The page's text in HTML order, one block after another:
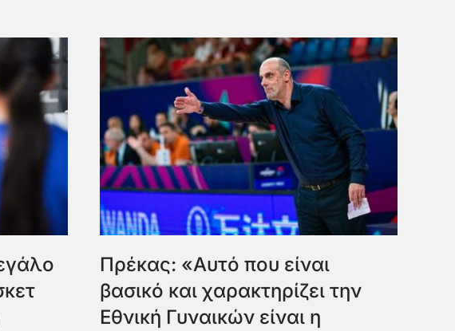
Πρέκας: «Αυτό που είναι
βασικό και χαρακτηρίζει την
Εθνική Γυναικών είναι η